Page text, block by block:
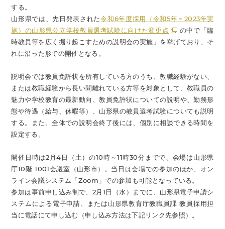
する。
山形県では、先日発表された令和6年度採用（令和5年＝2023年実
施）の山形県公立学校教員選考試験に向けた変更点
の中で「臨
時教員等を広く掘り起こすための説明会の実施」を挙げており、そ
れに沿った形での開催となる。
説明会では教員免許状を所有している方のうち、教職経験がない、
または教職経験から長い間離れている方等を対象として、教職員の
魅力や学校教育の最新動向、教員免許状についての説明や、勤務形
態や待遇（給与、休暇等）、山形県の教員選考試験についても説明
する。また、全体での説明会終了後には、個別に相談できる時間を
設定する。
開催日時は2月4日（土）の10時～11時30分までで、会場は山形県
庁10階 1001会議室（山形市）。当日は会場での参加のほか、オン
ライン会議システム「Zoom」での参加も可能となっている。
参加は事前申し込み制で、2月1日（水）までに、山形県電子申請シ
ステムによる電子申請、または山形県教育庁教職員課 教員採用担
当に電話にて申し込む（申し込み方法は下記リンク先参照）。